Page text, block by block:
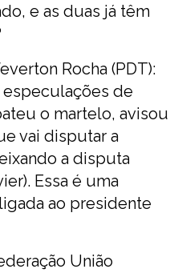
e as duas já têm
Rocha (PDT):
de
o martelo, avisou
vai disputar a
a disputa
Essa é uma
ao presidente
União